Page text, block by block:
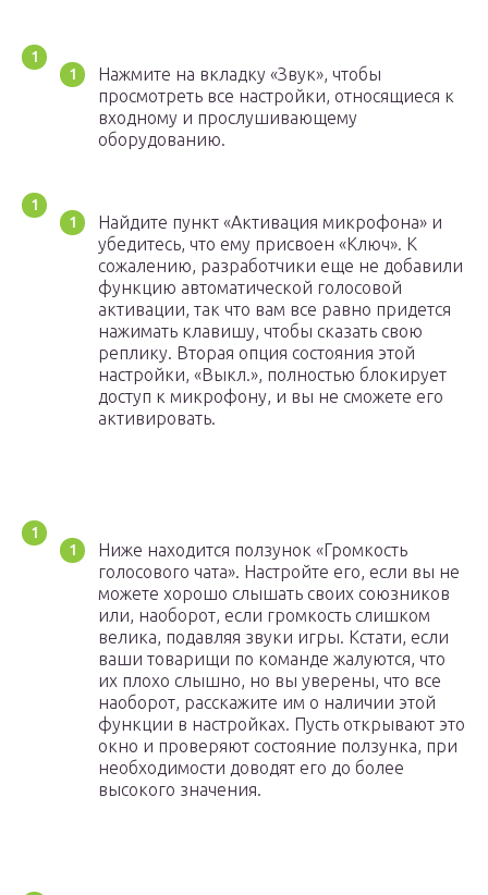
Нажмите на вкладку «Звук», чтобы
просмотреть все настройки, относящиеся к
входному и прослушивающему
оборудованию.
Найдите пункт «Активация микрофона» и
убедитесь, что ему присвоен «Ключ». К
сожалению, разработчики еще не добавили
функцию автоматической голосовой
активации, так что вам все равно придется
нажимать клавишу, чтобы сказать свою
реплику. Вторая опция состояния этой
настройки, «Выкл.», полностью блокирует
доступ к микрофону, и вы не сможете его
активировать.
Ниже находится ползунок «Громкость
голосового чата». Настройте его, если вы не
можете хорошо слышать своих союзников
или, наоборот, если громкость слишком
велика, подавляя звуки игры. Кстати, если
ваши товарищи по команде жалуются, что
их плохо слышно, но вы уверены, что все
наоборот, расскажите им о наличии этой
функции в настройках. Пусть открывают это
окно и проверяют состояние ползунка, при
необходимости доводят его до более
высокого значения.